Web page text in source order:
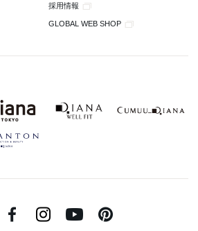
採用情報
GLOBAL WEB SHOP